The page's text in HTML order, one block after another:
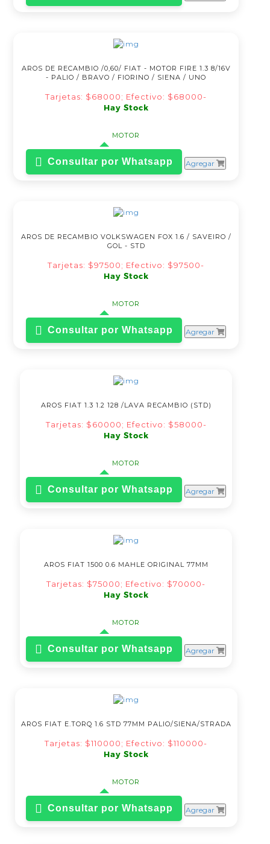
AROS DE RECAMBIO /0,60/ FIAT - MOTOR FIRE 1.3 8/16V
- PALIO / BRAVO / FIORINO / SIENA / UNO
Tarjetas: $68000; Efectivo: $68000-
Hay Stock
MOTOR
Consultar por Whatsapp Agregar
AROS DE RECAMBIO VOLKSWAGEN FOX 1.6 / SAVEIRO /
GOL - STD
Tarjetas: $97500; Efectivo: $97500-
Hay Stock
MOTOR
Consultar por Whatsapp Agregar
AROS FIAT 1.3 1.2 128 /LAVA RECAMBIO (STD)
Tarjetas: $60000; Efectivo: $58000-
Hay Stock
MOTOR
Consultar por Whatsapp Agregar
AROS FIAT 1500 0.6 MAHLE ORIGINAL 77MM
Tarjetas: $75000; Efectivo: $70000-
Hay Stock
MOTOR
Consultar por Whatsapp Agregar
AROS FIAT E.TORQ 1.6 STD 77MM PALIO/SIENA/STRADA
Tarjetas: $110000; Efectivo: $110000-
Hay Stock
MOTOR
Consultar por Whatsapp Agregar